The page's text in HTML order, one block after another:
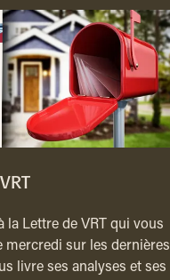
la Lettre de VRT qui vous
mercredi sur les dernières
livre ses analyses et ses